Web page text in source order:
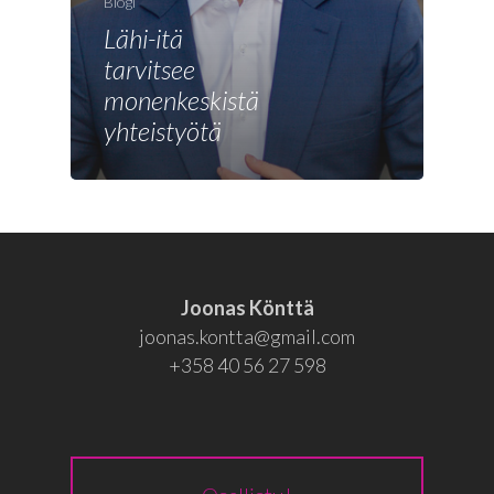
Lähi-itä
tarvitsee
monenkeskistä
yhteistyötä
Joonas Könttä
joonas.kontta@gmail.com
+358 40 56 27 598
Vaalit
EN
RU